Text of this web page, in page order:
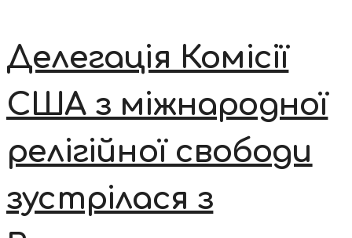
Делегація Комісії
США з міжнародної
релігійної свободи
зустрілася з